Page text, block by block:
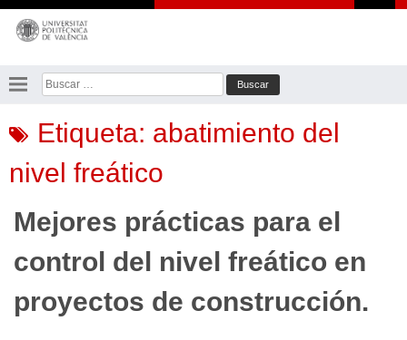
Saltar
contenido
Buscar:
Etiqueta: abatimiento del
nivel freático
Mejores prácticas para el
control del nivel freático en
proyectos de construcción.